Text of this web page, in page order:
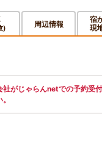
) 周辺情報
宿
現
がじゃらんnetでの予約受付